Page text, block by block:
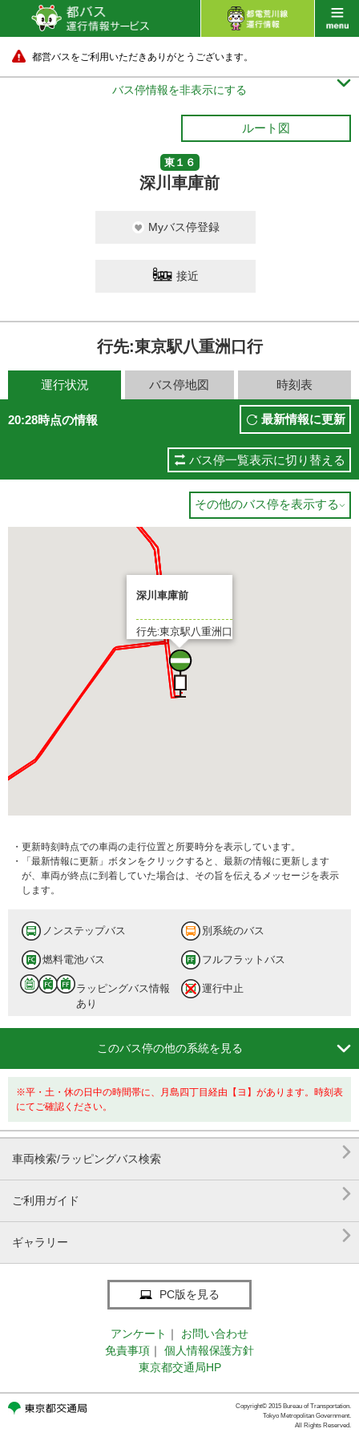
都営バスをご利用いただきありがとうございます。
バス停情報を非表示にする 
ルート図
東１６
深川車庫前
Myバス停登録
接近
行先:東京駅八重洲口行
運行状況 バス停地図 時刻表
20:28時点の情報 最新情報に更新
バス停一覧表示に切り替える
その他のバス停を表示する 
深川車庫前
行先:東京駅八重洲口
・更新時刻時点での車両の走行位置と所要時分を表示しています。
・「最新情報に更新」ボタンをクリックすると、最新の情報に更新します
が、車両が終点に到着していた場合は、その旨を伝えるメッセージを表示
します。
ノンステップバス 別系統のバス
燃料電池バス フルフラットバス
ラッピングバス情報
あり
運行中止
このバス停の他の系統を見る 
※平・土・休の日中の時間帯に、月島四丁目経由【ヨ】があります。時刻表
にてご確認ください。
車両検索/ラッピングバス検索 
ご利用ガイド 
ギャラリー 
PC版を見る
アンケート ｜
お問い合わせ
免責事項 ｜
個人情報保護方針
東京都交通局HP
Copyright© 2015 Bureau of Transportation.
Tokyo Metropolitan Government.
All Rights Reserved.